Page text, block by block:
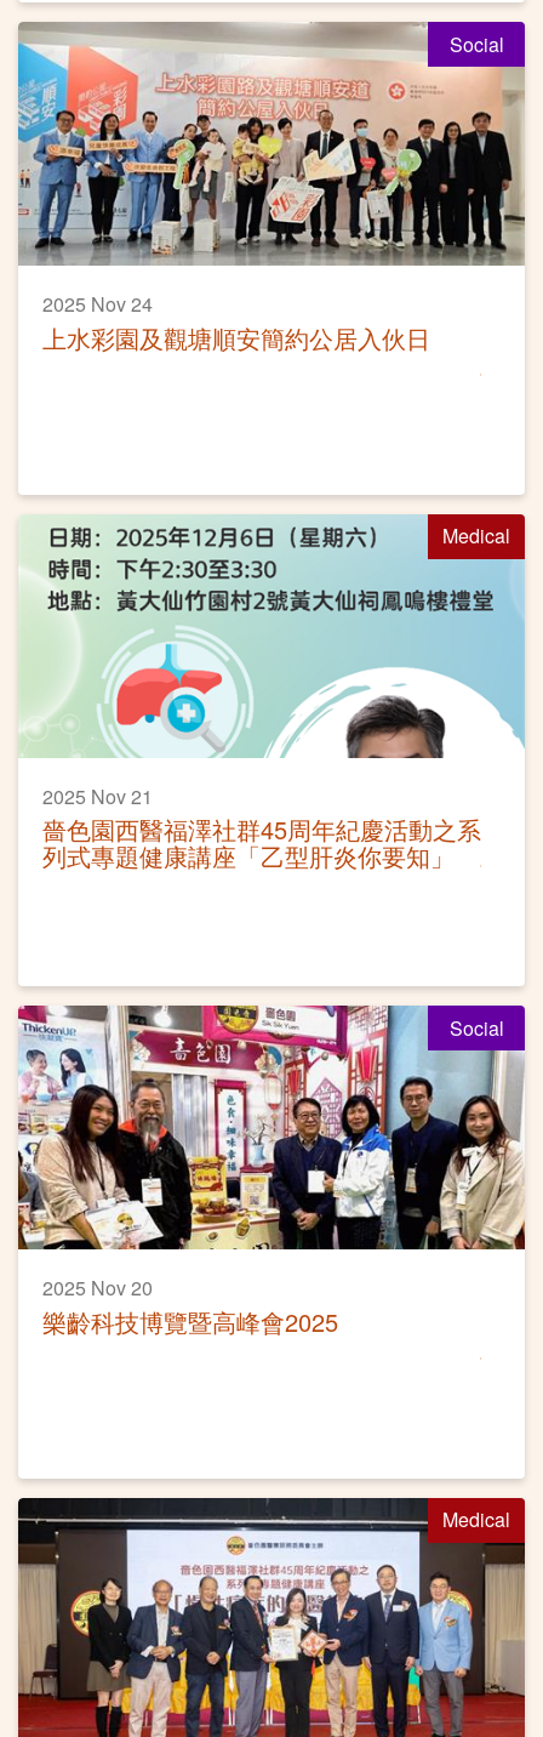
Social
2025 Nov 24
上水彩園及觀塘順安簡約公居入伙日
Medical
2025 Nov 21
嗇色園西醫福澤社群45周年紀慶活動之系
列式專題健康講座「乙型肝炎你要知」
Social
2025 Nov 20
樂齡科技博覽暨高峰會2025
Medical